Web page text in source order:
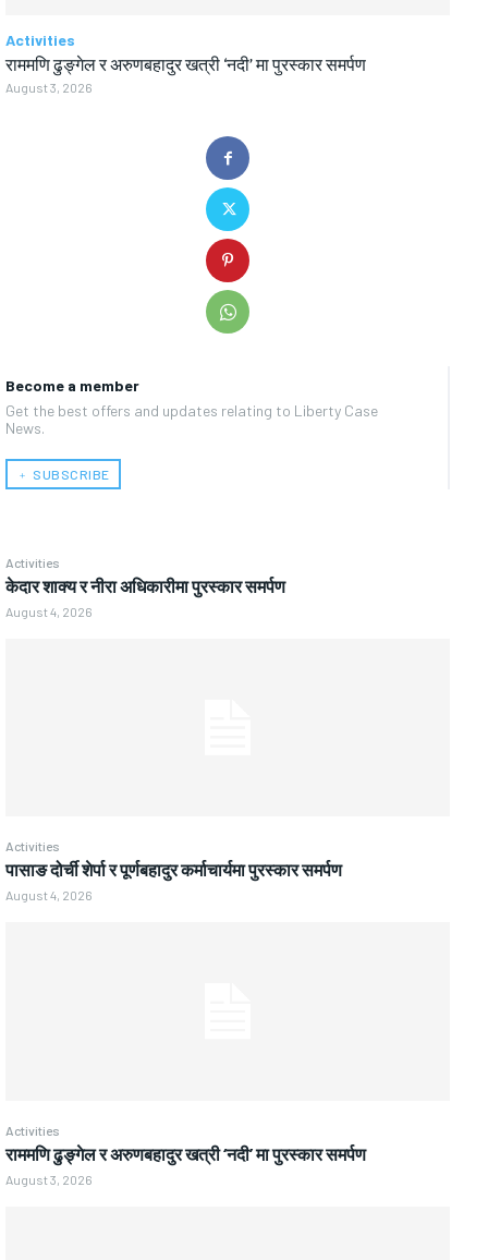
Become a member
Get the best offers and updates relating to Liberty Case
News.
﹢ SUBSCRIBE
Activities
केदार शाक्य र नीरा अधिकारीमा पुरस्कार समर्पण
August 4, 2026
Activities
पासाङ दोर्ची शेर्पा र पूर्णबहादुर कर्माचार्यमा पुरस्कार समर्पण
August 4, 2026
Activities
राममणि ढुङ्गेल र अरुणबहादुर खत्री ‘नदी’ मा पुरस्कार समर्पण
August 3, 2026
Activities
राममणि ढुङ्गेल र अरुणबहादुर खत्री ‘नदी’ मा पुरस्कार समर्पण
August 3, 2026